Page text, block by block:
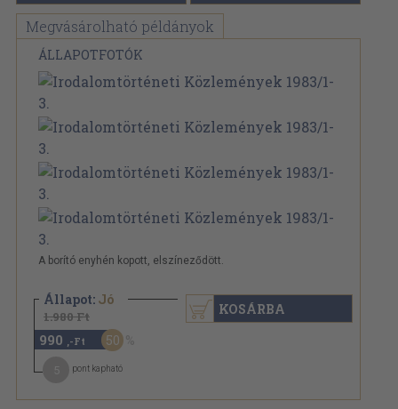
Megvásárolható példányok
ÁLLAPOTFOTÓK
A borító enyhén kopott, elszíneződött.
Állapot: Jó
1.980 Ft
990 ,-Ft 50
pont kapható
KOSÁRBA